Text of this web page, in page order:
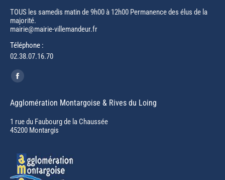
TOUS les samedis matin de 9h00 à 12h00 Permanence des élus de la
majorité.
mairie@mairie-villemandeur.fr
Téléphone :
02.38.07.16.70
Trouvez nous sur :
Facebook
opens
in
new
Agglomération Montargoise & Rives du Loing
1 rue du Faubourg de la Chaussée
45200 Montargis